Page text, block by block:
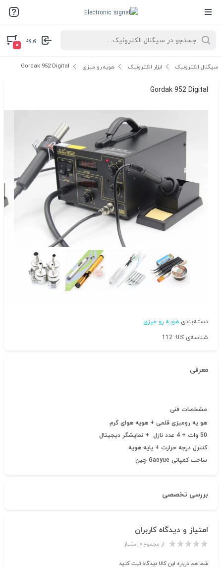
ورود
۰
سیگنال الکترونیک ابزار الکترونیک هویه رو میزی Gordak 952 Digital
Gordak 952 Digital
دسته‌بندی هویه رو میزی
شناسه‌ی کالا: 112
معرفی
مشخصات فنی
هو یه رومیزی قلمی + هویه هوای گرم
50 وات + 4 عدد نازل + نمایشگر دیجیتال
کنترل درجه حرارت + پایه هویه
ساخت کمپانی Gaoyue چین
بررسی تخصصی
امتیاز و دیدگاه کاربران
از مجموع ۰ امتیاز
شما هم درباره این کالا دیدگاه ثبت کنید